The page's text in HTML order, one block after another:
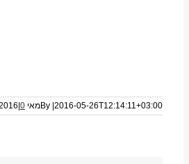
By 2016-05-26T12:14:11+03:00 מאי 26th, 2016 0 תגובות